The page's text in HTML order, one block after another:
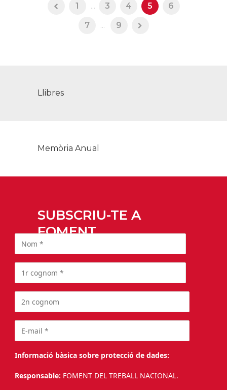
1 ... 3 4 5
6
7
... 9
Llibres
Memòria Anual
SUBSCRIU-TE A
FOMENT
Informació bàsica sobre protecció de dades:
Responsable: FOMENT DEL TREBALL NACIONAL.